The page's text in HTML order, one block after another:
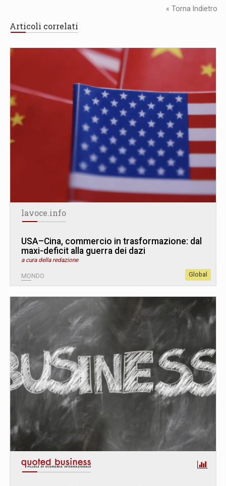
« Torna Indietro
Articoli correlati
lavoce.info
USA–Cina, commercio in trasformazione: dal
maxi-deficit alla guerra dei dazi
a cura della redazione
MONDO Global